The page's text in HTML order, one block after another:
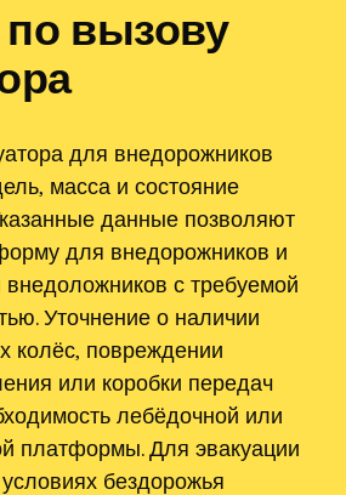
вызову
для внедорожников
масса и состояние
данные позволяют
для внедорожников и
внедоложников с требуемой
Уточнение о наличии
колёс‚ повреждении
или коробки передач
лебёдочной или
платформы. Для эвакуации
бездорожья